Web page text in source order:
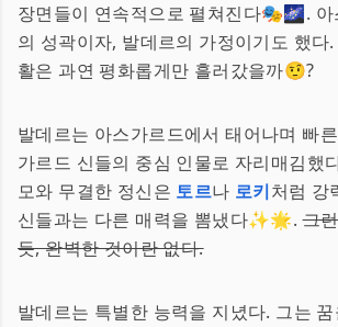
장면들이 연속적으로 펼쳐진다🎭🌌. 아
의 성곽이자, 발데르의 가정이기도 했다
활은 과연 평화롭게만 흘러갔을까🤨?
발데르는 아스가르드에서 태어나며 빠
가르드 신들의 중심 인물로 자리매김했
모와 무결한 정신은 토르나 로키처럼 강
신들과는 다른 매력을 뽐냈다✨🌟.그
듯, 완벽한 것이란 없다.
발데르는 특별한 능력을 지녔다. 그는